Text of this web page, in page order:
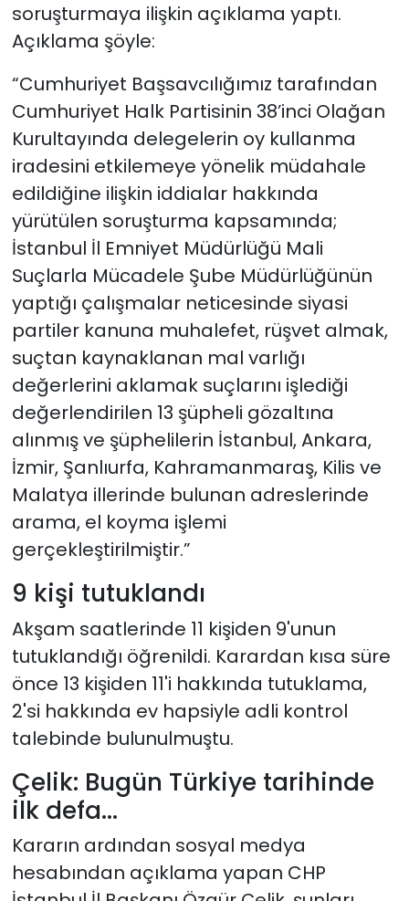
soruşturmaya ilişkin açıklama yaptı.
Açıklama şöyle:
“Cumhuriyet Başsavcılığımız tarafından
Cumhuriyet Halk Partisinin 38’inci Olağan
Kurultayında delegelerin oy kullanma
iradesini etkilemeye yönelik müdahale
edildiğine ilişkin iddialar hakkında
yürütülen soruşturma kapsamında;
İstanbul İl Emniyet Müdürlüğü Mali
Suçlarla Mücadele Şube Müdürlüğünün
yaptığı çalışmalar neticesinde siyasi
partiler kanuna muhalefet, rüşvet almak,
suçtan kaynaklanan mal varlığı
değerlerini aklamak suçlarını işlediği
değerlendirilen 13 şüpheli gözaltına
alınmış ve şüphelilerin İstanbul, Ankara,
İzmir, Şanlıurfa, Kahramanmaraş, Kilis ve
Malatya illerinde bulunan adreslerinde
arama, el koyma işlemi
gerçekleştirilmiştir.”
9 kişi tutuklandı
Akşam saatlerinde 11 kişiden 9'unun
tutuklandığı öğrenildi. Karardan kısa süre
önce 13 kişiden 11'i hakkında tutuklama,
2'si hakkında ev hapsiyle adli kontrol
talebinde bulunulmuştu.
Çelik: Bugün Türkiye tarihinde
ilk defa...
Kararın ardından sosyal medya
hesabından açıklama yapan CHP